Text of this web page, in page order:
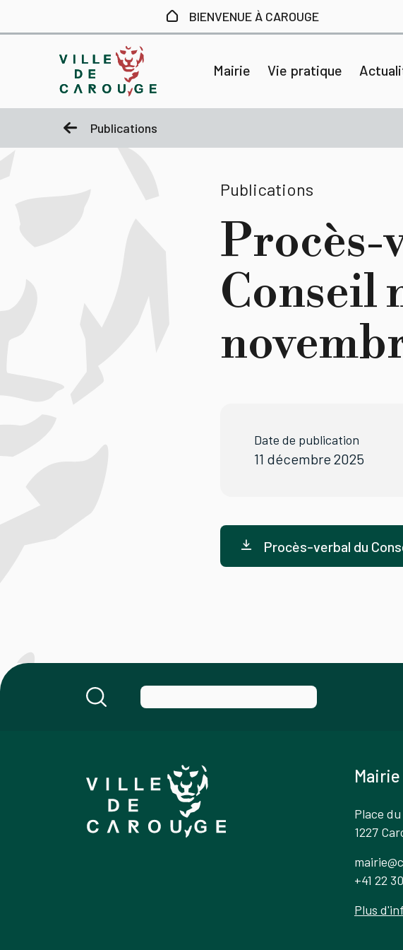
BIENVENUE À CAROUGE
Mairie Vie pratique
Publications
Publications
Procès-
Conseil
Date de publication
11 décembre 2025
Procès-verbal du
Place
1227
+41 22
Plus